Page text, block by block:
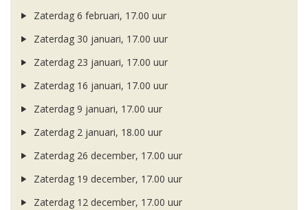
Zaterdag 6 februari, 17.00 uur
Zaterdag 30 januari, 17.00 uur
Zaterdag 23 januari, 17.00 uur
Zaterdag 16 januari, 17.00 uur
Zaterdag 9 januari, 17.00 uur
Zaterdag 2 januari, 18.00 uur
Zaterdag 26 december, 17.00 uur
Zaterdag 19 december, 17.00 uur
Zaterdag 12 december, 17.00 uur